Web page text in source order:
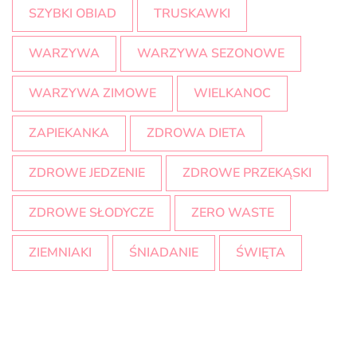
SZYBKI OBIAD TRUSKAWKI
WARZYWA WARZYWA SEZONOWE
WARZYWA ZIMOWE WIELKANOC
ZAPIEKANKA ZDROWA DIETA
ZDROWE JEDZENIE ZDROWE PRZEKĄSKI
ZDROWE SŁODYCZE ZERO WASTE
ZIEMNIAKI ŚNIADANIE ŚWIĘTA